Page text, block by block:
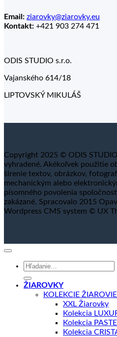
Email: ziarovky@ziarovky.eu
Kontakt: +421 903 274 471
ODIS STUDIO s.r.o.
Vajanského 614/18
LIPTOVSKÝ MIKULÁŠ
Copyright 2025 © ODIS
vyhradené. Akékoľvek použitie
šírenie textov, obrázkov,
mechanickým alebo
písomného povolenia
zakázané. Spracovalo 2015
Wordpress CMS system © UX
Hľadať:
ŽIAROVKY
KOLEKCIE
XXL Žiarovky
Kolekcia
Kolekcia
Kolekcia